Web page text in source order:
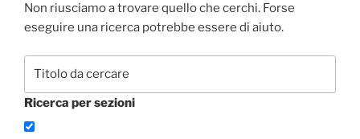
Non riusciamo a trovare quello che cerchi. Forse
eseguire una ricerca potrebbe essere di aiuto.
Ricerca per sezioni